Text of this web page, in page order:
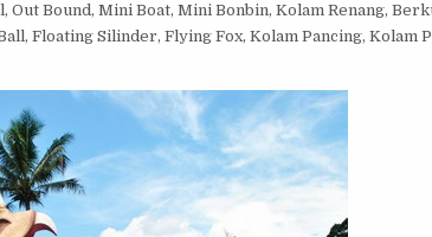
Out Bound, Mini Boat, Mini Bonbin, Kolam Renang,
Floating Silinder, Flying Fox, Kolam Pancing, Kolam